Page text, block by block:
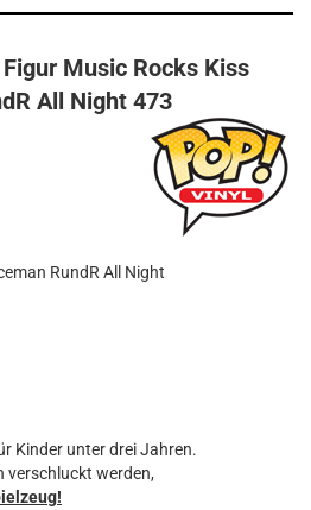
Music Rocks Kiss
All Night 473
RundR All Night
Kinder unter drei Jahren.
verschluckt werden,